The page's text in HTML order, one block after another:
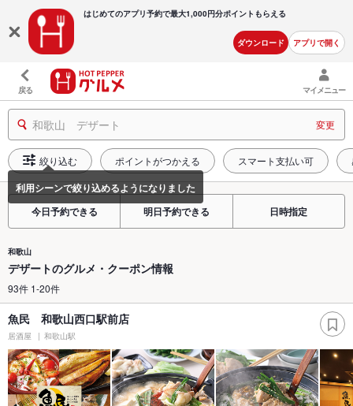
はじめてのアプリ予約で最大1,000円分ポイントもらえる
ダウンロード アプリで開く
戻る マイメニュー
和歌山 デザート 変更
絞り込む ポイントがつかえる スマート支払い可
今日予約できる 明日予約できる 日時指定
和歌山
デザートのグルメ・クーポン情報
93件 1-20件
魚民 和歌山西口駅前店
居酒屋 和歌山駅